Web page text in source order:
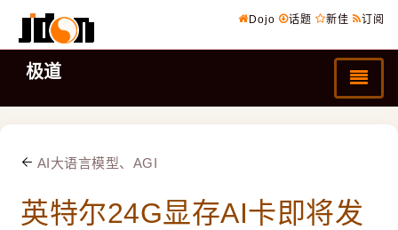
Dojo 话题 新佳 订阅
极道
AI大语言模型、AGI
英特尔24G显存AI卡即将发